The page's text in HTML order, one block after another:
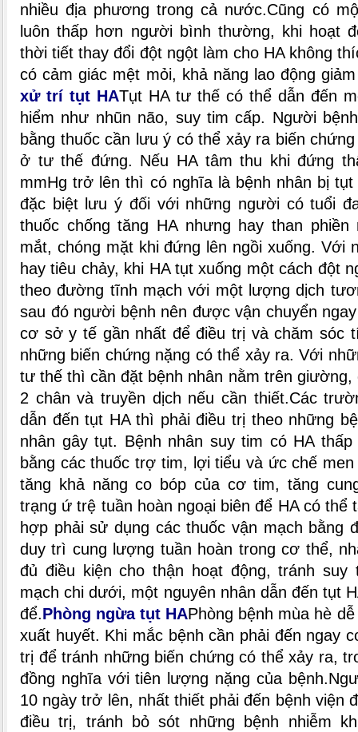
nhiều địa phương trong cả nước.Cũng có
luôn thấp hơn người bình thường, khi hoạt
thời tiết thay đổi đột ngột làm cho HA không
có cảm giác mệt mỏi, khả năng lao động
xử trí tụt HATụt HA tư thế có thể dẫn đến
hiểm như nhũn não, suy tim cấp. Người
bằng thuốc cần lưu ý có thể xảy ra biến
ở tư thế đứng. Nếu HA tâm thu khi đứng
mmHg trở lên thì có nghĩa là bệnh nhân bị
đặc biệt lưu ý đối với những người có tuổi
thuốc chống tăng HA nhưng hay than
mắt, chóng mặt khi đứng lên ngồi xuống. Với
hay tiêu chảy, khi HA tụt xuống một cách đột
theo đường tĩnh mạch với một lượng dịch
sau đó người bệnh nên được vận chuyển
cơ sở y tế gần nhất để điều trị và chăm sóc
những biến chứng nặng có thể xảy ra. Với
tư thế thì cần đặt bệnh nhân nằm trên giường,
2 chân và truyền dịch nếu cần thiết.Các
dẫn đến tụt HA thì phải điều trị theo những
nhân gây tụt. Bệnh nhân suy tim có HA
bằng các thuốc trợ tim, lợi tiểu và ức chế
tăng khả năng co bóp của cơ tim, tăng
trạng ứ trệ tuần hoàn ngoại biên để HA có thể
hợp phải sử dụng các thuốc vận mạch bằng
duy trì cung lượng tuần hoàn trong cơ thể,
đủ điều kiện cho thận hoạt động, tránh suy
mạch chi dưới, một nguyên nhân dẫn đến tụt
để.Phòng ngừa tụt HAPhòng bệnh mùa hè
xuất huyết. Khi mắc bệnh cần phải đến ngay
trị để tránh những biến chứng có thể xảy ra,
đồng nghĩa với tiên lượng nặng của bệnh.
10 ngày trở lên, nhất thiết phải đến bệnh viện
điều trị, tránh bỏ sót những bệnh nhiễm